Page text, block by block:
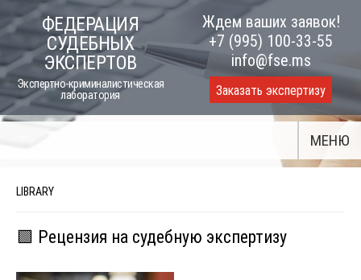
to
content
ФЕДЕРАЦИЯ
СУДЕБНЫХ
ЭКСПЕРТОВ
Экспертно-криминалистическая
лаборатория
Ждем ваших заявок!
+7 (995) 100-33-55
info@fse.ms
Заказать экспертизу
МЕНЮ
LIBRARY
🟩 Рецензия на судебную экспертизу